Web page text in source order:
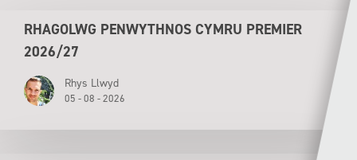
RHAGOLWG PENWYTHNOS CYMRU PREMIER
2026/27
Rhys Llwyd
05 - 08 - 2026